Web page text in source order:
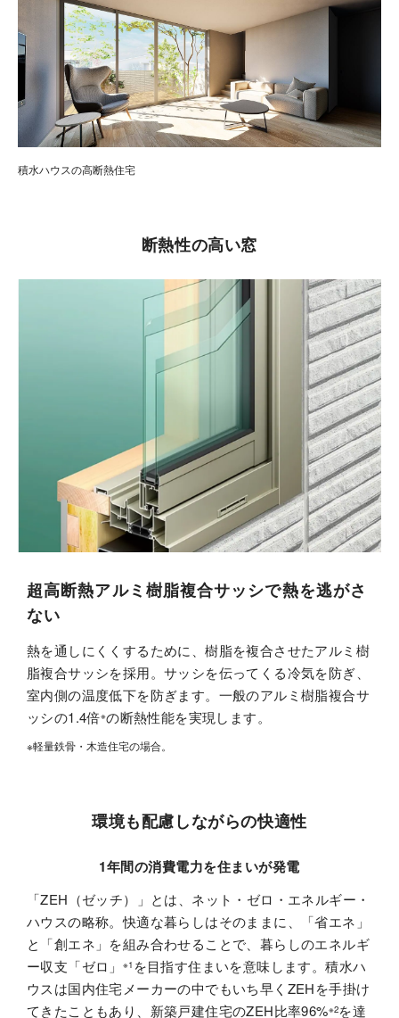
積水ハウスの高断熱住宅
断熱性の高い窓
超⾼断熱アルミ樹脂複合サッシで熱を逃がさ
ない
熱を通しにくくするために、樹脂を複合させたアルミ樹
脂複合サッシを採用。サッシを伝ってくる冷気を防ぎ、
室内側の温度低下を防ぎます。一般のアルミ樹脂複合サ
ッシの1.4倍※の断熱性能を実現します。
※軽量鉄骨・木造住宅の場合。
環境も配慮しながらの快適性
1年間の消費電力を住まいが発電
「ZEH（ゼッチ）」とは、ネット・ゼロ・エネルギー・
ハウスの略称。快適な暮らしはそのままに、「省エネ」
と「創エネ」を組み合わせることで、暮らしのエネルギ
ー収支「ゼロ」
※1 を目指す住まいを意味します。積水ハ
ウスは国内住宅メーカーの中でもいち早くZEHを手掛け
てきたこともあり、新築戸建住宅のZEH比率96%※2を達